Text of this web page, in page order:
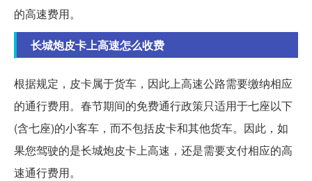
的高速费用。
长城炮皮卡上高速怎么收费
根据规定，皮卡属于货车，因此上高速公路需要缴纳相应
的通行费用。春节期间的免费通行政策只适用于七座以下
(含七座)的小客车，而不包括皮卡和其他货车。因此，如
果您驾驶的是长城炮皮卡上高速，还是需要支付相应的高
速通行费用。